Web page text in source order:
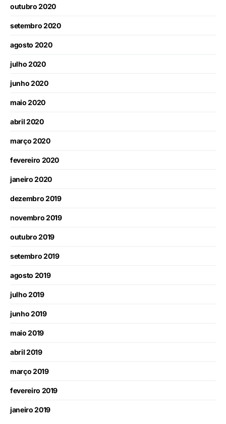
outubro 2020
setembro 2020
agosto 2020
julho 2020
junho 2020
maio 2020
abril 2020
março 2020
fevereiro 2020
janeiro 2020
dezembro 2019
novembro 2019
outubro 2019
setembro 2019
agosto 2019
julho 2019
junho 2019
maio 2019
abril 2019
março 2019
fevereiro 2019
janeiro 2019